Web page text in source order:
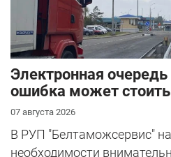
Электронная очередь
ошибка может
07 августа 2026
В РУП "Белтаможсервис"
необходимости